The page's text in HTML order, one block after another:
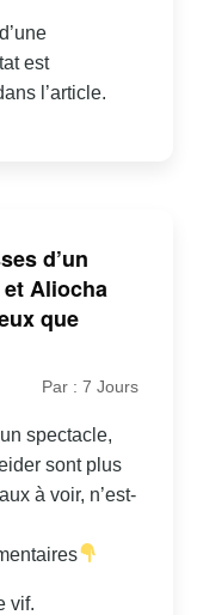
est
l’article.
d’un
Aliocha
que
Par : 7 Jours
spectacle,
sont plus
à voir, n’est-
vif.